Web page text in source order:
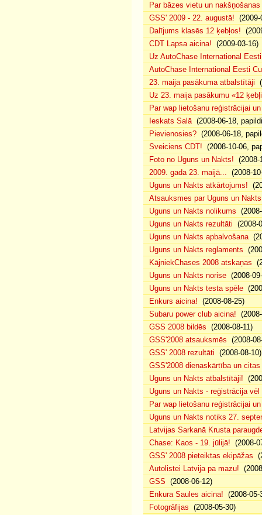
Par bāzes vietu un
GSS' 2009 - 22. augustā! (2009-
Dalījums klasēs 12 ķebļos!
CDT Lapsa aicina! (2009-03-16)
Uz AutoChase International
AutoChase International Eesti
23. maija pasākuma atbalstītāji
Uz 23. maija pasākumu «12
Par wap lietošanu reģistrācijai
Ieskats Salā(2008-06-18,
Pievienosies? (2008-06-18,
Sveiciens CDT! (2008-10-06,
Foto no Uguns un Nakts! (2008-
2009. gada 23. maijā... (2008-
Uguns un Nakts atkārtojums!
Atsauksmes par Uguns un Nakts
Uguns un Nakts nolikums
Uguns un Nakts rezultāti (2008-
Uguns un Nakts apbalvošana
Uguns un Nakts reglaments
KājniekChases 2008 atskaņas
Uguns un Nakts norise (2008-
Uguns un Nakts testa spēle
Enkurs aicina! (2008-08-25)
Subaru power club aicina!
GSS 2008 bildēs (2008-08-11)
GSS'2008 atsauksmēs (2008-
GSS' 2008 rezultāti (2008-08-10)
GSS'2008 dienaskārtība un
Uguns un Nakts atbalstītāji!
Uguns un Nakts - reģistrācija
Par wap lietošanu reģistrācijai
Uguns un Nakts notiks 27.
Latvijas Sarkanā Krusta
Chase: Kaos - 19. jūlijā! (2008-
GSS' 2008 pieteiktas ekipāžas
Autolistei Latvija pa mazu!
GSS (2008-06-12)
Enkura Saules aicina! (2008-05-
Fotogrāfijas (2008-05-30)